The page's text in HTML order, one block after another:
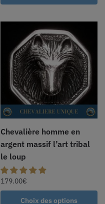
Chevalière homme en
argent massif l’art tribal
le loup
179.00€
Choix des options